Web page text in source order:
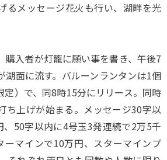
るメッセージ花火も行い、湖畔を光
入者が灯籠に願い事を書き、午後7
湖面に流す。バルーンランタンは1個
定）で、同8時15分にリリース。同時
ち上げが始まる。メッセージ30字以
50字以内に4号玉3発連続で2万5千
ーマインで10万円、スターマインプ